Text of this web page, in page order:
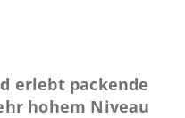
erlebt packende
hohem Niveau